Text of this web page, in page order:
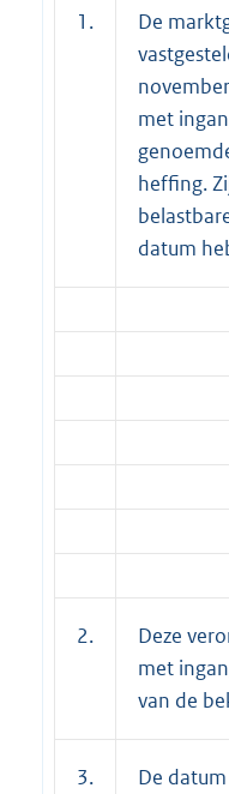
1.
De
met
heffing.
datum
2.
Deze
met
van de
3.
De